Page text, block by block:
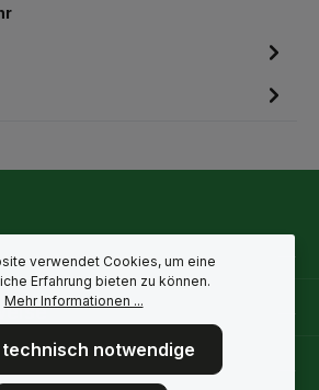
verwendet Cookies, um eine
Erfahrung bieten zu können.
Mehr Informationen ...
technisch notwendige